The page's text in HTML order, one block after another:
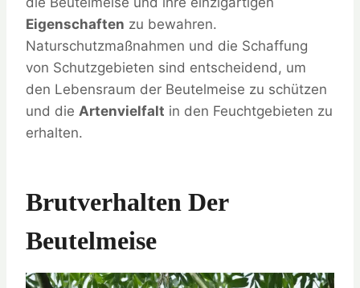
Eigenschaften zu bewahren.
Naturschutzmaßnahmen und die Schaffung
von Schutzgebieten sind entscheidend, um
den Lebensraum der Beutelmeise zu schützen
und die Artenvielfalt in den Feuchtgebieten zu
erhalten.
Brutverhalten Der
Beutelmeise